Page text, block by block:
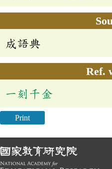
成語典
Ref.
一刻千金
Print